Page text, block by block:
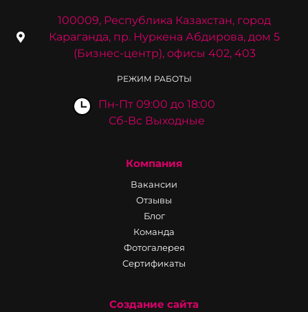
100009, Республика Казахстан, город
Караганда, пр. Нуркена Абдирова, дом 5
(Бизнес-центр), офисы 402, 403
РЕЖИМ РАБОТЫ
Пн-Пт 09:00 до 18:00
Сб-Вс Выходные
Компания
Вакансии
Отзывы
Блог
Команда
Фотогалерея
Сертификаты
Создание сайта